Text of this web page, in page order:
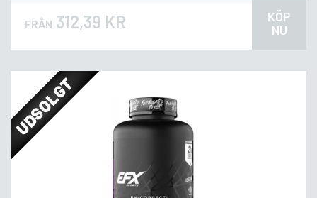
FRÅN 312,39 KR
KÖP
NU
UDSOLGT